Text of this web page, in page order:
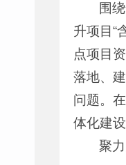
围
升项目“
点项目
落地、
问题。
体化建
聚